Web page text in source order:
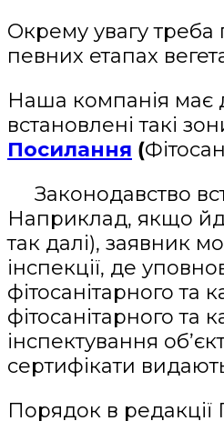
Окрему увагу треба
певних етапах
Наша компанія має
встановлені такі
Посилання (
Законодавство
Наприклад, якщо
так далі), заявник
інспекції, де
фітосанітарного та
фітосанітарного та
інспектування
сертифікати
Порядок в